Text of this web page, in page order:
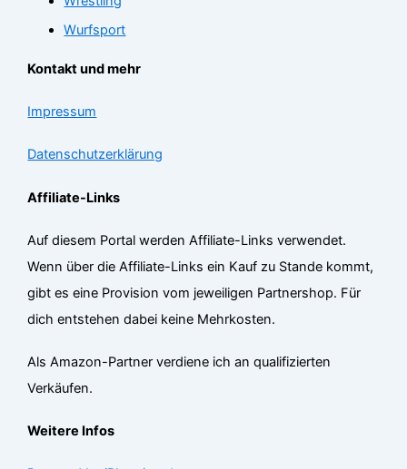
Wurfsport
Kontakt und mehr
Impressum
Datenschutzerklärung
Affiliate-Links
Auf diesem Portal werden Affiliate-Links verwendet.
Wenn über die Affiliate-Links ein Kauf zu Stande kommt,
gibt es eine Provision vom jeweiligen Partnershop. Für
dich entstehen dabei keine Mehrkosten.
Als Amazon-Partner verdiene ich an qualifizierten
Verkäufen.
Weitere Infos